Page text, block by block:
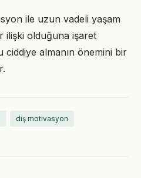
ile uzun vadeli yaşam
ilişki olduğuna işaret
almanın önemini bir
dış motivasyon